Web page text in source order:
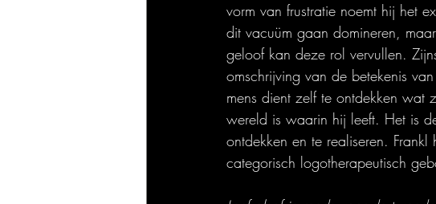
vorm van frustratie noemt hij het
dit vacuüm gaan domineren,
geloof kan deze rol vervullen.
omschrijving van de betekenis
mens dient zelf te ontdekken
wereld is waarin hij leeft. Het is
ontdekken en te realiseren.
categorisch logotherapeutisch